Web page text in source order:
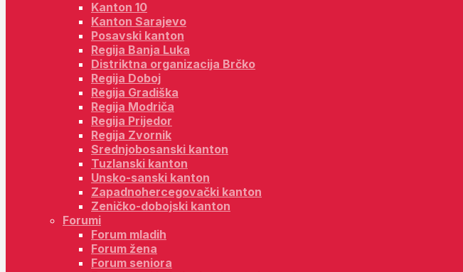
Kanton 10
Kanton Sarajevo
Posavski kanton
Regija Banja Luka
Distriktna organizacija Brčko
Regija Doboj
Regija Gradiška
Regija Modriča
Regija Prijedor
Regija Zvornik
Srednjobosanski kanton
Tuzlanski kanton
Unsko-sanski kanton
Zapadnohercegovački kanton
Zeničko-dobojski kanton
Forumi
Forum mladih
Forum žena
Forum seniora